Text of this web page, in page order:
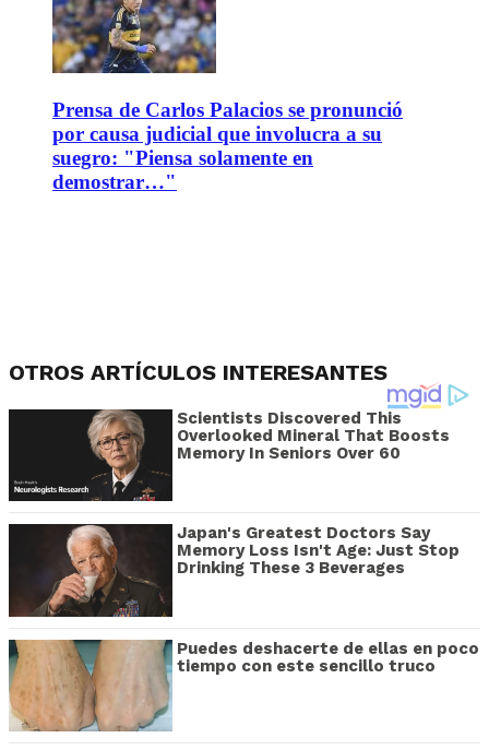
Prensa de Carlos Palacios se pronunció
por causa judicial que involucra a su
suegro: "Piensa solamente en
demostrar…"
OTROS ARTÍCULOS INTERESANTES
Scientists Discovered This
Overlooked Mineral That Boosts
Memory In Seniors Over 60
Japan's Greatest Doctors Say
Memory Loss Isn't Age: Just Stop
Drinking These 3 Beverages
Puedes deshacerte de ellas en poco
tiempo con este sencillo truco